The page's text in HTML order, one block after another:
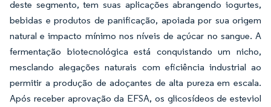
deste segmento, tem suas aplicações abrangendo iogurtes,
bebidas e produtos de panificação, apoiada por sua origem
natural e impacto mínimo nos níveis de açúcar no sangue. A
fermentação biotecnológica está conquistando um nicho,
mesclando alegações naturais com eficiência industrial ao
permitir a produção de adoçantes de alta pureza em escala.
Após receber aprovação da EFSA, os glicosídeos de esteviol